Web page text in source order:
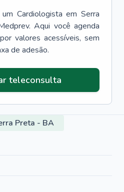
Cardiologista em Serra
Aqui você agenda
valores acessíveis, sem
de adesão.
teleconsulta
Preta - BA